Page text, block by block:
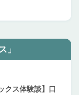
」
クス体験談】口